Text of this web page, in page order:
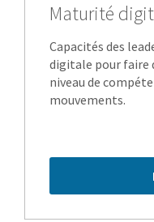
Maturité
Capacités des
digitale pour faire
niveau de
mouvements.